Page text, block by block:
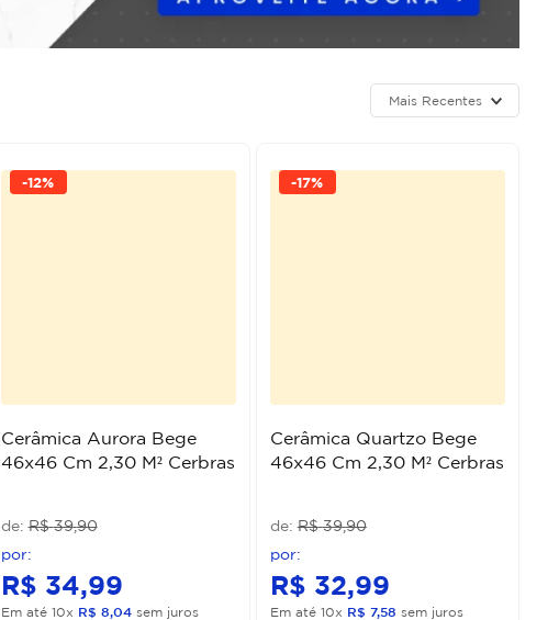
Mais Recentes
-12%
Cerâmica Aurora Bege
46x46 Cm 2,30 M² Cerbras
R$ 39,90
R$ 34,99
Em até 10x R$ 8,04sem juros
-17%
Cerâmica Quartzo Bege
46x46 Cm 2,30 M² Cerbras
R$ 39,90
R$ 32,99
Em até 10x R$ 7,58 sem juros